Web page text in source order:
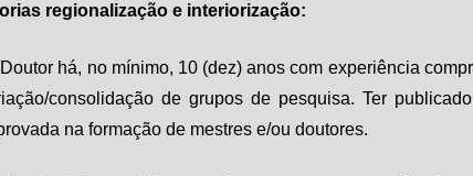
regionalização e interiorização:
Doutor há, no mínimo, 10 (dez) anos com experiência
consolidação de grupos de pesquisa. Ter
na formação de mestres e/ou doutores.